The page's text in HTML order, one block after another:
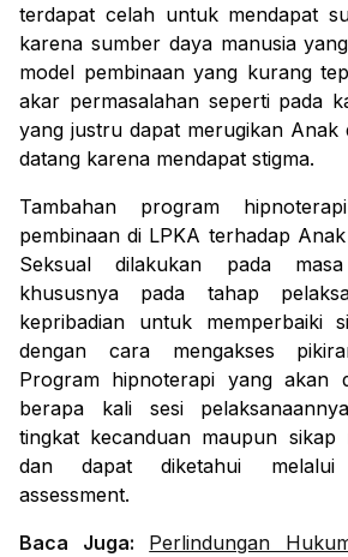
terdapat celah untuk mendapat
karena sumber daya manusia
model pembinaan yang kurang
akar permasalahan seperti pada
yang justru dapat merugikan Anak
datang karena mendapat stigma.
Tambahan program
pembinaan di LPKA terhadap
Seksual dilakukan pada
khususnya pada tahap
kepribadian untuk memperbaiki
dengan cara mengakses
Program hipnoterapi yang akan
berapa kali sesi
tingkat kecanduan maupun sikap
dan dapat diketahui
assessment.
Baca Juga:
Perlindungan